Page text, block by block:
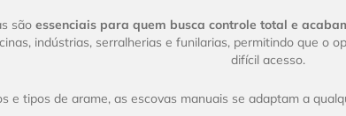
são essenciais para quem busca controle total e
indústrias, serralherias e funilarias, permitindo que o
difícil acesso.
e tipos de arame, as escovas manuais se adaptam a